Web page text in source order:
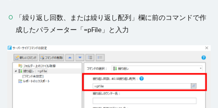
「繰り返し回数、または繰り返し配列」欄に前のコマンドで作
成したパラメーター「=pFile」と入力